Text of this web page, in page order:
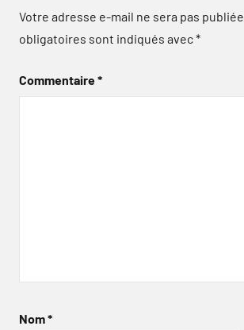
Votre adresse e-mail ne sera pas publiée.
obligatoires sont indiqués avec*
Commentaire*
Nom*